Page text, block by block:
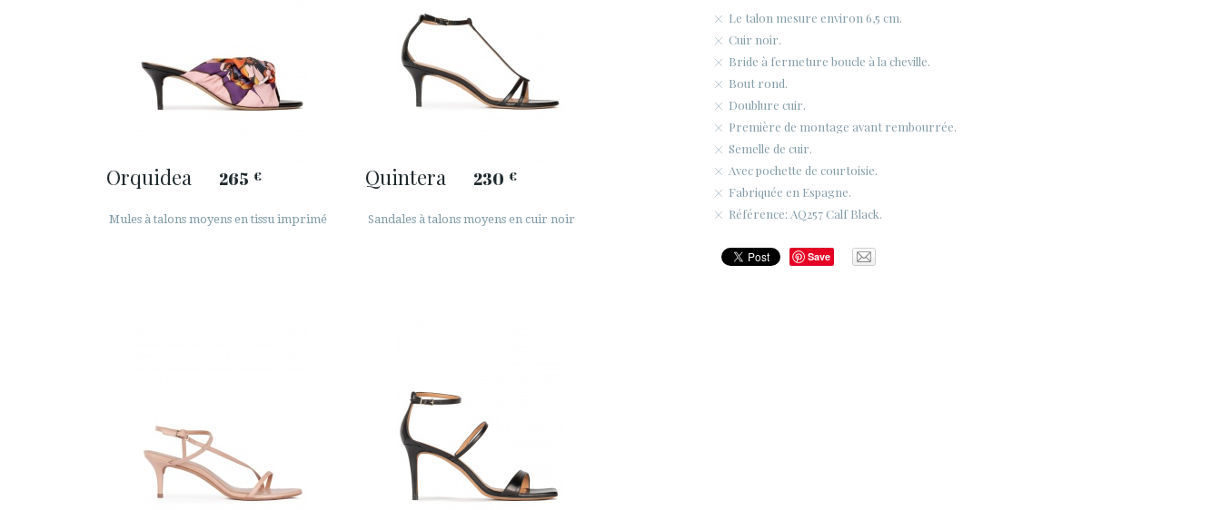
Orquidea 265 €
Mules à talons moyens en tissu imprimé
Quintera 230 €
Sandales à talons moyens en cuir noir
Le talon mesure environ 6,5 cm.
Cuir noir.
Bride à fermeture boucle à la cheville.
Bout rond.
Doublure cuir.
Première de montage avant rembourrée.
Semelle de cuir.
Avec pochette de courtoisie.
Fabriquée en Espagne.
Référence: AQ257 Calf Black.
Save